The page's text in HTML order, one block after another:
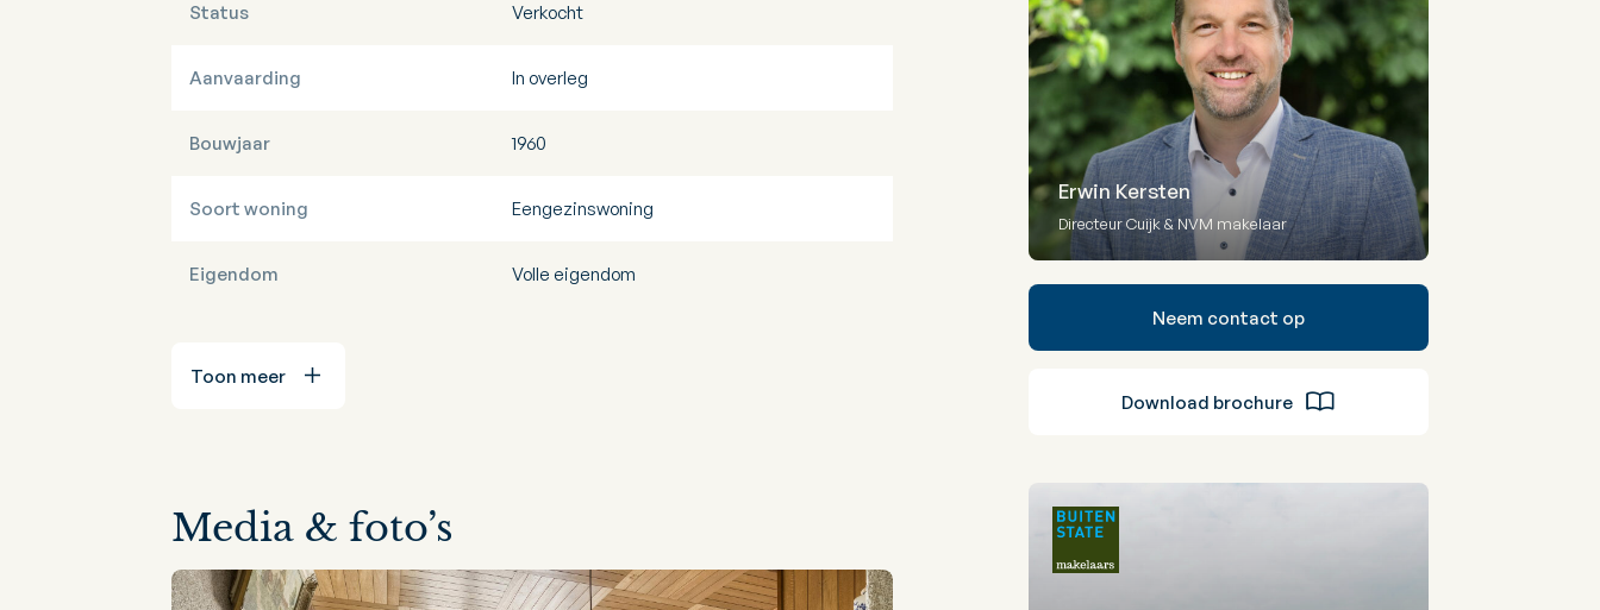
Status Verkocht
Aanvaarding In overleg
Bouwjaar 1960
Soort woning Eengezinswoning
Eigendom Volle eigendom
Toon meer
Media & foto’s
Erwin Kersten
Directeur Cuijk & NVM makelaar
Neem contact op
Download brochure